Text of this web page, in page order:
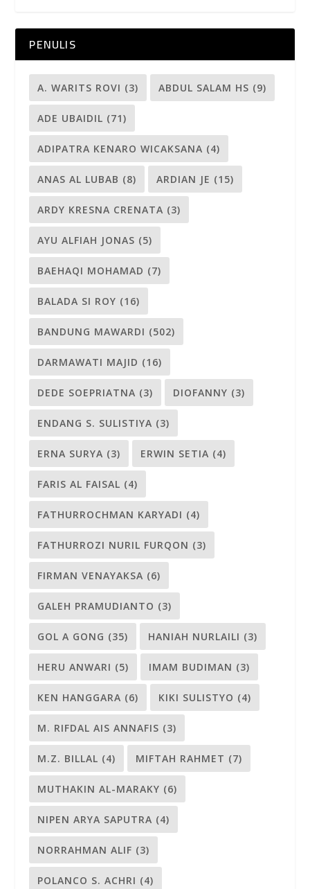
PENULIS
A. WARITS ROVI (3) ABDUL SALAM HS (9)
ADE UBAIDIL (71)
ADIPATRA KENARO WICAKSANA (4)
ANAS AL LUBAB (8) ARDIAN JE (15)
ARDY KRESNA CRENATA (3)
AYU ALFIAH JONAS (5)
BAEHAQI MOHAMAD (7)
BALADA SI ROY (16)
BANDUNG MAWARDI (502)
DARMAWATI MAJID (16)
DEDE SOEPRIATNA (3) DIOFANNY (3)
ENDANG S. SULISTIYA (3)
ERNA SURYA (3) ERWIN SETIA (4)
FARIS AL FAISAL (4)
FATHURROCHMAN KARYADI (4)
FATHURROZI NURIL FURQON (3)
FIRMAN VENAYAKSA (6)
GALEH PRAMUDIANTO (3)
GOL A GONG (35) HANIAH NURLAILI (3)
HERU ANWARI (5) IMAM BUDIMAN (3)
KEN HANGGARA (6) KIKI SULISTYO (4)
M. RIFDAL AIS ANNAFIS (3)
M.Z. BILLAL (4) MIFTAH RAHMET (7)
MUTHAKIN AL-MARAKY (6)
NIPEN ARYA SAPUTRA (4)
NORRAHMAN ALIF (3)
POLANCO S. ACHRI (4)